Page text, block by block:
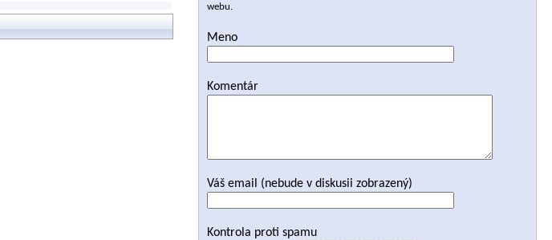
webu.
Meno
Komentár
Váš email (nebude v diskusii zobrazený)
Kontrola proti spamu